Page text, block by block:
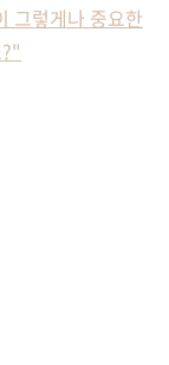
그렇게나 중요한